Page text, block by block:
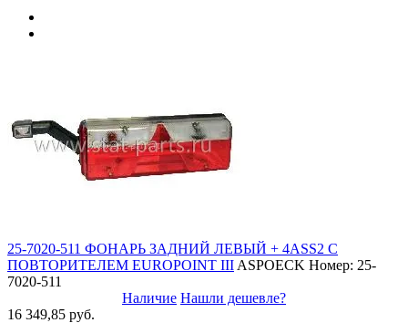
25-7020-511 ФОНАРЬ ЗАДНИЙ ЛЕВЫЙ + 4ASS2 С
ПОВТОРИТЕЛЕМ EUROPOINT III ASPOECK Номер: 25-
7020-511
Наличие Нашли дешевле?
16 349,85 руб.